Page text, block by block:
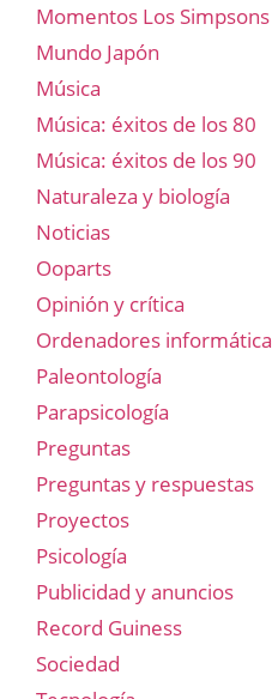
Momentos Los Simpsons
Mundo Japón
Música
Música: éxitos de los 80
Música: éxitos de los 90
Naturaleza y biología
Noticias
Ooparts
Opinión y crítica
Ordenadores informática
Paleontología
Parapsicología
Preguntas
Preguntas y respuestas
Proyectos
Psicología
Publicidad y anuncios
Record Guiness
Sociedad